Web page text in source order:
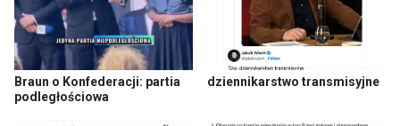
Braun o Konfederacji: partia
podległościowa
dziennikarstwo transmisyjne